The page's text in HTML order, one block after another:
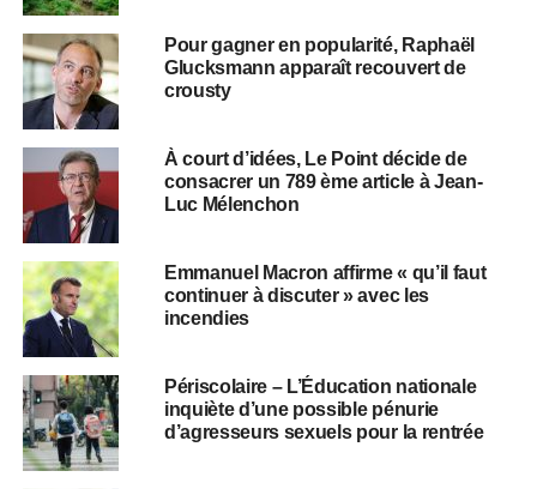
Pour gagner en popularité, Raphaël
Glucksmann apparaît recouvert de
crousty
À court d’idées, Le Point décide de
consacrer un 789 ème article à Jean-
Luc Mélenchon
Emmanuel Macron affirme « qu’il faut
continuer à discuter » avec les
incendies
Périscolaire – L’Éducation nationale
inquiète d’une possible pénurie
d’agresseurs sexuels pour la rentrée